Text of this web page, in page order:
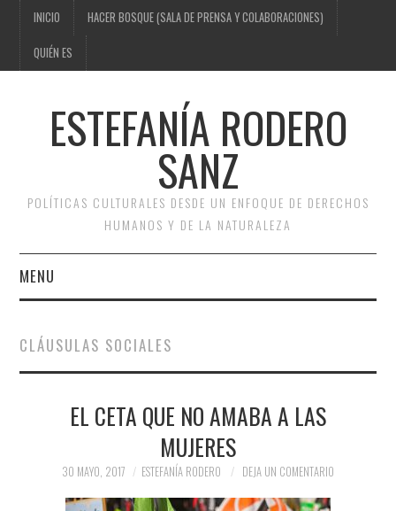
INICIO HACER BOSQUE (SALA DE PRENSA Y COLABORACIONES)
QUIÉN ES
ESTEFANÍA RODERO
SANZ
POLÍTICAS CULTURALES DESDE UN ENFOQUE DE DERECHOS
HUMANOS Y DE LA NATURALEZA
MENU
HACER BOSQUE (SALA DE
PRENSA Y
QUIÉN ES
CLÁUSULAS SOCIALES
EL CETA QUE NO AMABA A LAS
MUJERES
30 MAYO, 2017 ESTEFANÍA RODERO DEJA UN COMENTARIO